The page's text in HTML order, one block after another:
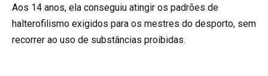
Aos 14 anos, ela conseguiu atingir os padrões de
halterofilismo exigidos para os mestres do desporto, sem
recorrer ao uso de substâncias proibidas.